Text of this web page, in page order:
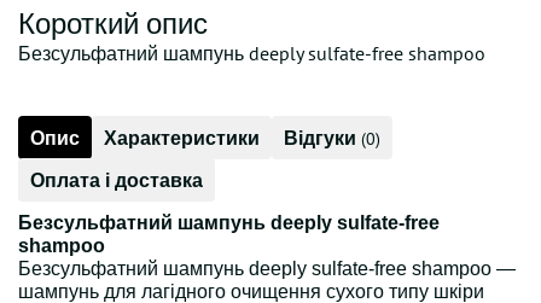
Короткий опис
Безсульфатний шампунь deeply sulfate-free shampoo
Опис Характеристики Відгуки (0)
Оплата і доставка
Безсульфатний шампунь deeply sulfate-free
shampoo
Безсульфатний шампунь deeply sulfate-free shampoo —
шампунь для лагідного очищення сухого типу шкіри